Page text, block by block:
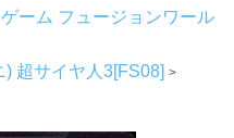
ーム フュージョンワール
超サイヤ人3[FS08]